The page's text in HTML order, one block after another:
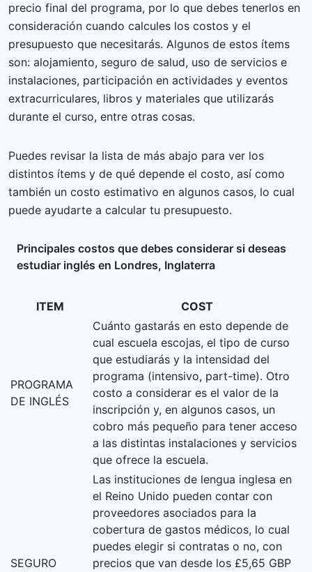
precio final del programa, por lo que debes tenerlos en
consideración cuando calcules los costos y el
presupuesto que necesitarás. Algunos de estos ítems
son: alojamiento, seguro de salud, uso de servicios e
instalaciones, participación en actividades y eventos
extracurriculares, libros y materiales que utilizarás
durante el curso, entre otras cosas.
Puedes revisar la lista de más abajo para ver los
distintos ítems y de qué depende el costo, así como
también un costo estimativo en algunos casos, lo cual
puede ayudarte a calcular tu presupuesto.
Principales costos que debes considerar si deseas
estudiar inglés en Londres, Inglaterra
ITEM COST
PROGRAMA
DE INGLÉS
Cuánto gastarás en esto depende de
cual escuela escojas, el tipo de curso
que estudiarás y la intensidad del
programa (intensivo, part-time). Otro
costo a considerar es el valor de la
inscripción y, en algunos casos, un
cobro más pequeño para tener acceso
a las distintas instalaciones y servicios
que ofrece la escuela.
SEGURO
Las instituciones de lengua inglesa en
el Reino Unido pueden contar con
proveedores asociados para la
cobertura de gastos médicos, lo cual
puedes elegir si contratas o no, con
precios que van desde los £5,65 GBP